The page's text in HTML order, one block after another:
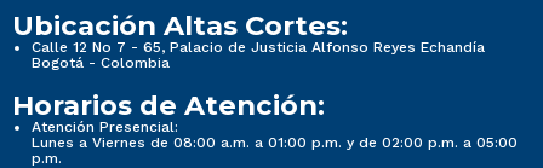
Ubicación Altas Cortes:
Calle 12 No 7 - 65, Palacio de Justicia Alfonso Reyes Echandía
Bogotá - Colombia
Horarios de Atención:
Atención Presencial:
Lunes a Viernes de 08:00 a.m. a 01:00 p.m. y de 02:00 p.m. a 05:00
p.m.